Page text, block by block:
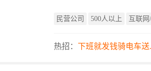
民营公司 500人以上 互联
热招： 下班就发钱骑电车送